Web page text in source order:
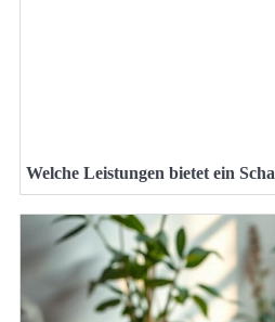
Welche Leistungen bietet ein